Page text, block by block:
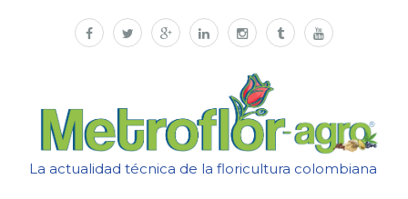
La actualidad técnica de la floricultura colombiana